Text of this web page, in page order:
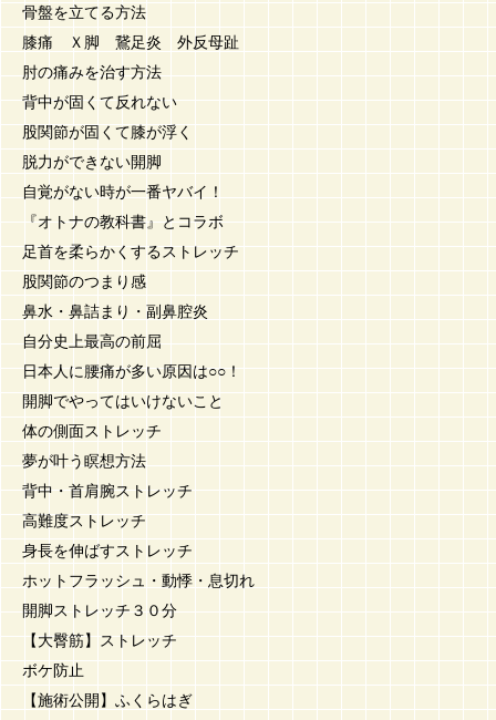
骨盤を立てる方法
膝痛 Ｘ脚 鵞足炎 外反母趾
肘の痛みを治す方法
背中が固くて反れない
股関節が固くて膝が浮く
脱力ができない開脚
自覚がない時が一番ヤバイ！
『オトナの教科書』とコラボ
足首を柔らかくするストレッチ
股関節のつまり感
鼻水・鼻詰まり・副鼻腔炎
自分史上最高の前屈
日本人に腰痛が多い原因は○○！
開脚でやってはいけないこと
体の側面ストレッチ
夢が叶う瞑想方法
背中・首肩腕ストレッチ
高難度ストレッチ
身長を伸ばすストレッチ
ホットフラッシュ・動悸・息切れ
開脚ストレッチ３０分
【大臀筋】ストレッチ
ボケ防止
【施術公開】ふくらはぎ